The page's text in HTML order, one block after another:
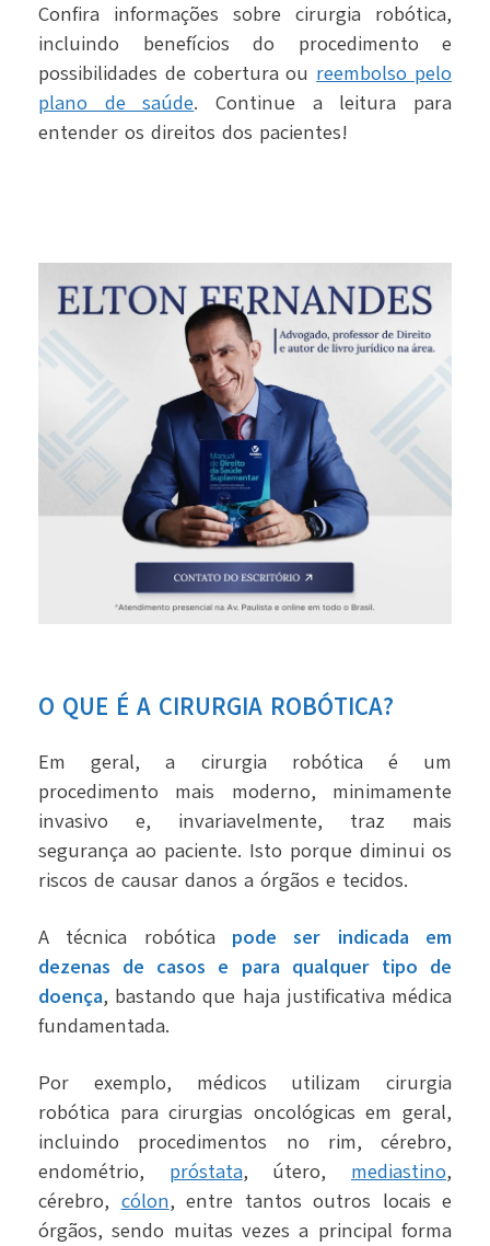
Confira informações sobre cirurgia robótica,
incluindo benefícios do procedimento e
possibilidades de cobertura ou reembolso pelo
plano de saúde. Continue a leitura para
entender os direitos dos pacientes!
O QUE É A CIRURGIA ROBÓTICA?
Em geral, a cirurgia robótica é um
procedimento mais moderno, minimamente
invasivo e, invariavelmente, traz mais
segurança ao paciente. Isto porque diminui os
riscos de causar danos a órgãos e tecidos.
A técnica robótica pode ser indicada em
dezenas de casos e para qualquer tipo de
doença, bastando que haja justificativa médica
fundamentada.
Por exemplo, médicos utilizam cirurgia
robótica para cirurgias oncológicas em geral,
incluindo procedimentos no rim, cérebro,
endométrio, próstata, útero, mediastino,
cérebro, cólon, entre tantos outros locais e
órgãos, sendo muitas vezes a principal forma